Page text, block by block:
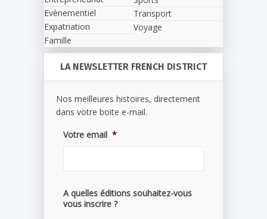
Evènementiel
Expatriation
Famille
Transport
Voyage
LA NEWSLETTER FRENCH DISTRICT
Nos meilleures histoires, directement
dans votre boite e-mail.
Votre email *
A quelles éditions souhaitez-vous
vous inscrire ?